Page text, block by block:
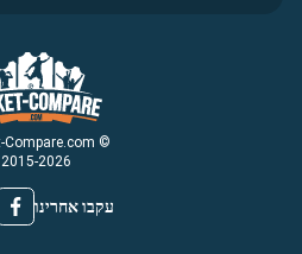
© Ticket-Compare.com
2015-2026
עקבו אחרינו